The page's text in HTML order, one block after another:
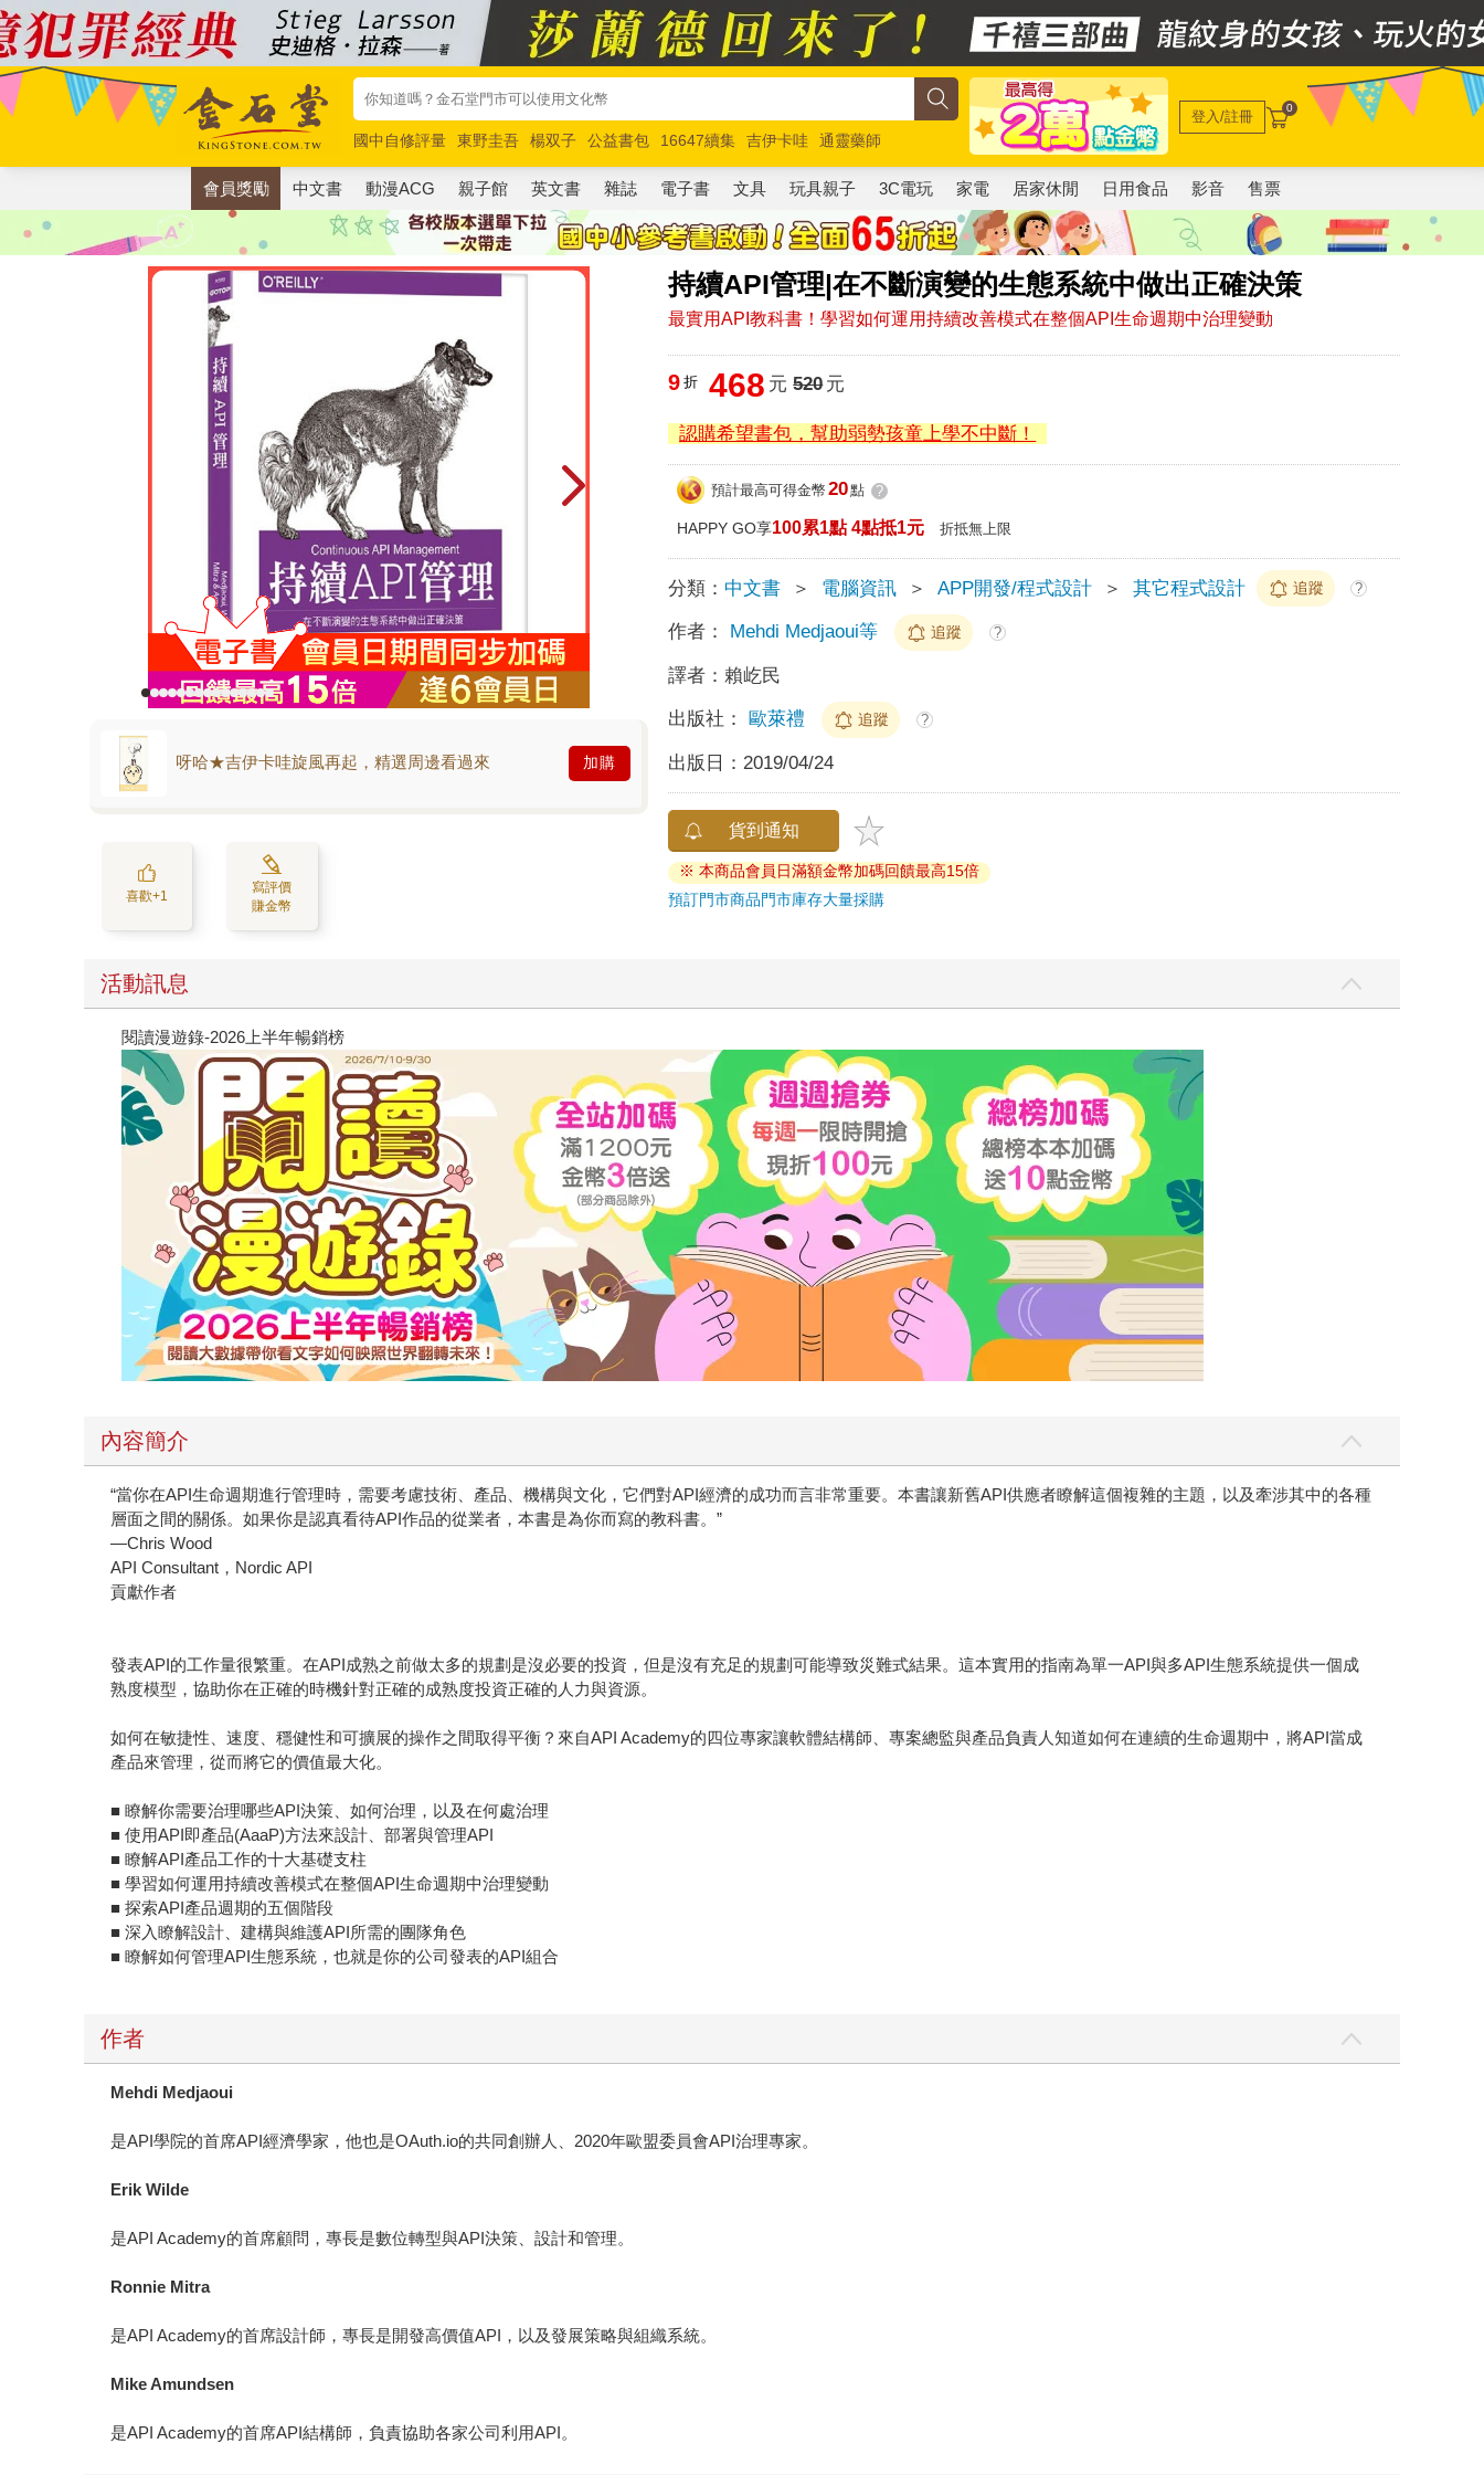
國中自修評量 東野圭吾 楊双子 公益書包 16647續集 吉伊卡哇
通靈藥師
唯紅花綻放
奧德賽 路邊攤新作 馬斯克 玩具總動員5 超慢跑
登入/註冊 0
會員獎勵 中文書 動漫ACG 親子館 英文書 雜誌 電子書 文具 玩具親子 3C電玩 家電 居家休閒 日用食品 影音 售票
持續API管理|在不斷演變的生態系統中做出正確決策
最實用API教科書！學習如何運用持續改善模式在整個API生命週期中治理變動
呀哈★吉伊卡哇旋風再起，精選周邊看過來 加購
喜歡+1
寫評價
賺金幣
9 折 468 元 520元
認購希望書包，幫助弱勢孩童上學不中斷！
預計最高可得金幣 20點 ?
HAPPY GO享100累1點 4點抵1元 折抵無上限
分類： 中文書 ＞ 電腦資訊 ＞ APP開發/程式設計 ＞ 其它程式設計 追蹤 ?
作者： Mehdi Medjaoui等 追蹤 ?
譯者： 賴屹民
出版社： 歐萊禮 追蹤 ?
出版日： 2019/04/24
貨到通知
※ 本商品會員日滿額金幣加碼回饋最高15倍
預訂門市商品門市庫存大量採購
活動訊息
閱讀漫遊錄-2026上半年暢銷榜
內容簡介
“當你在API生命週期進行管理時，需要考慮技術、產品、機構與文化，它們對API經濟的成功而言非常重要。本書讓新舊API供應者瞭解這個複雜的主題，以及牽涉其中的各種
層面之間的關係。如果你是認真看待API作品的從業者，本書是為你而寫的教科書。”
—Chris Wood
API Consultant，Nordic API
貢獻作者
發表API的工作量很繁重。在API成熟之前做太多的規劃是沒必要的投資，但是沒有充足的規劃可能導致災難式結果。這本實用的指南為單一API與多API生態系統提供一個成
熟度模型，協助你在正確的時機針對正確的成熟度投資正確的人力與資源。
如何在敏捷性、速度、穩健性和可擴展的操作之間取得平衡？來自API Academy的四位專家讓軟體結構師、專案總監與產品負責人知道如何在連續的生命週期中，將API當成
產品來管理，從而將它的價值最大化。
■ 瞭解你需要治理哪些API決策、如何治理，以及在何處治理
■ 使用API即產品(AaaP)方法來設計、部署與管理API
■ 瞭解API產品工作的十大基礎支柱
■ 學習如何運用持續改善模式在整個API生命週期中治理變動
■ 探索API產品週期的五個階段
■ 深入瞭解設計、建構與維護API所需的團隊角色
■ 瞭解如何管理API生態系統，也就是你的公司發表的API組合
作者
Mehdi Medjaoui
是API學院的首席API經濟學家，他也是OAuth.io的共同創辦人、2020年歐盟委員會API治理專家。
Erik Wilde
是API Academy的首席顧問，專長是數位轉型與API決策、設計和管理。
Ronnie Mitra
是API Academy的首席設計師，專長是開發高價值API，以及發展策略與組織系統。
Mike Amundsen
是API Academy的首席API結構師，負責協助各家公司利用API。